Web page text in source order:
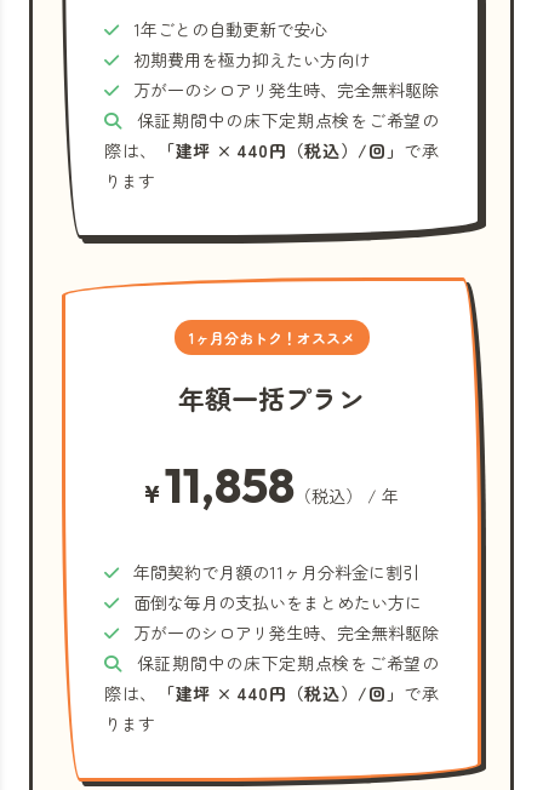
1年ごとの自動更新で安心
初期費用を極力抑えたい方向け
万が一のシロアリ発生時、完全無料駆除
保証期間中の床下定期点検をご希望の
際は、
「建坪 × 440円（税込）/回」 で承
ります
1ヶ月分おトク！オススメ
年額一括プラン
¥11,858 （税込） / 年
年間契約で月額の11ヶ月分料金に割引
面倒な毎月の支払いをまとめたい方に
万が一のシロアリ発生時、完全無料駆除
保証期間中の床下定期点検をご希望の
際は、
「建坪 × 440円（税込）/回」 で承
ります